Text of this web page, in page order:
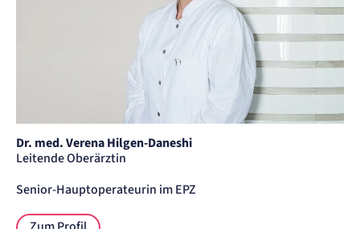
Dr. med. Verena Hilgen-Daneshi
Leitende Oberärztin
Senior-Hauptoperateurin im EPZ